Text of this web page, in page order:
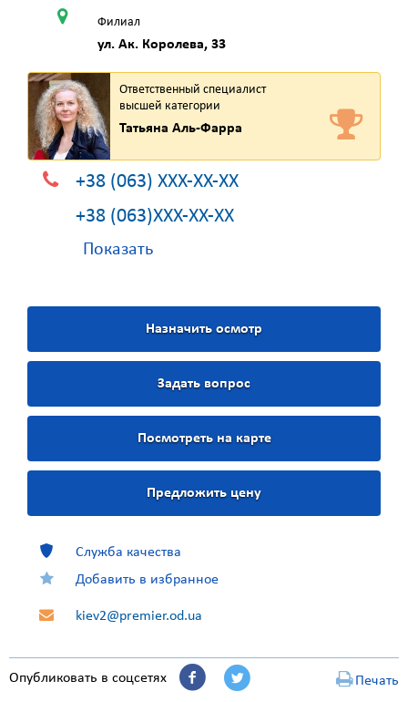
Филиал
ул. Ак. Королева, 33
Ответственный специалист
высшей категории
Татьяна Аль-Фарра
+38 (063) XXX-XX-XX
+38 (063)XXX-XX-XX
Показать
Назначить осмотр
Задать вопрос
Посмотреть на карте
Предложить цену
Служба качества
Добавить в избранное
kiev2@premier.od.ua
Опубликовать в соцсетях Печать